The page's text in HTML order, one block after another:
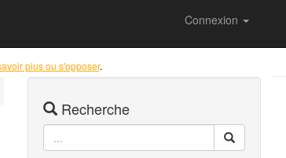
plus ou s'opposer.
Connexion
Recherche